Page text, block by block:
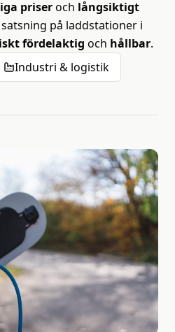
priseroch långsiktigt
på laddstationer i
fördelaktig och hållbar.
Industri & logistik